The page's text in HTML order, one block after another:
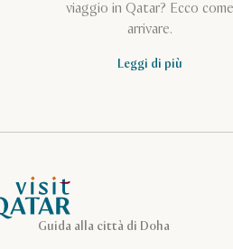
viaggio in Qatar? Ecco come
arrivare.
Leggi di più
Pagina iniziale Visit Qatar
Guida alla città di Doha